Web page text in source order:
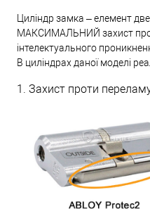
Циліндр замка – елемент
МАКСИМАЛЬНИЙ захист
інтелектуального
В циліндрах даної моделі
1. Захист проти